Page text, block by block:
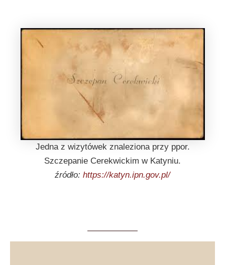
Jedna z wizytówek znaleziona przy ppor.
Szczepanie Cerekwickim w Katyniu.
źródło: https://katyn.ipn.gov.pl/